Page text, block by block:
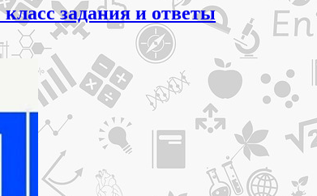
задания и ответы